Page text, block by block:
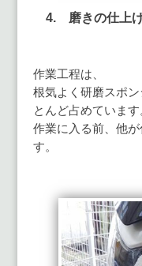
4. 磨きの仕上
作業工程は、
根気よく研磨スポ
とんど占めています
作業に入る前、他
す。